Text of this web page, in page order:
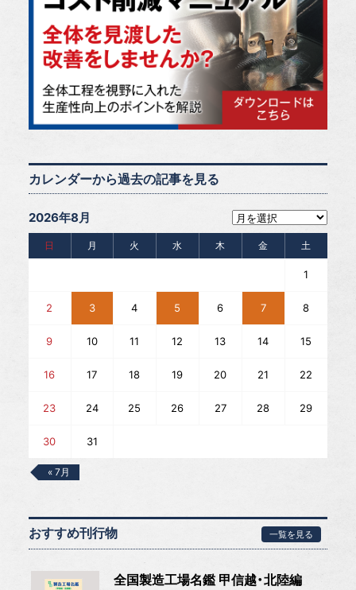
カレンダーから過去の記事を見る
2026年8月
日 月 火 水 木 金 土
1
2 3 4 5 6 7 8
9 10 11 12 13 14 15
16 17 18 19 20 21 22
23 24 25 26 27 28 29
30 31
« 7月
おすすめ刊行物 一覧を見る
全国製造工場名鑑 甲信越・北陸編